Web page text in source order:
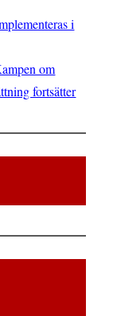
i
om
fortsätter